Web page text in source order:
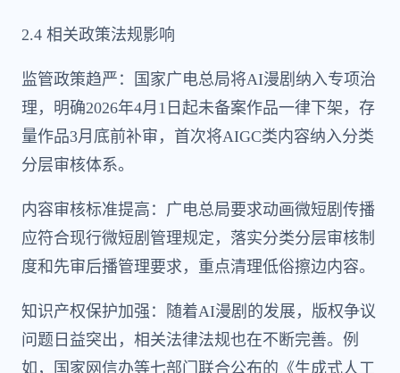
2.4 相关政策法规影响
监管政策趋严：国家广电总局将AI漫剧纳入专项治
理，明确2026年4月1日起未备案作品一律下架，存
量作品3月底前补审，首次将AIGC类内容纳入分类
分层审核体系。
内容审核标准提高：广电总局要求动画微短剧传播
应符合现行微短剧管理规定，落实分类分层审核制
度和先审后播管理要求，重点清理低俗擦边内容。
知识产权保护加强：随着AI漫剧的发展，版权争议
问题日益突出，相关法律法规也在不断完善。例
如，国家网信办等七部门联合公布的《生成式人工